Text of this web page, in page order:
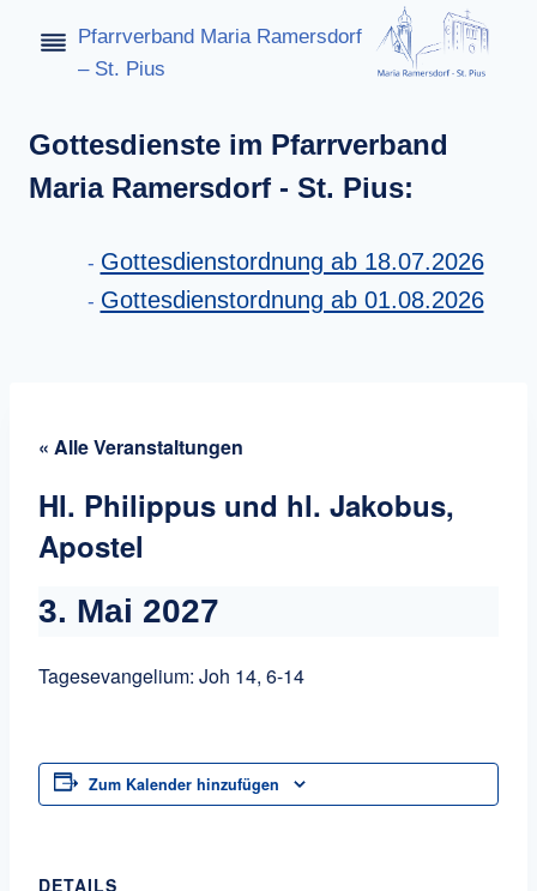
Inhalt
Pfarrverband Maria Ramersdorf
– St. Pius
Gottesdienste im Pfarrverband
Maria Ramersdorf - St. Pius:
Gottesdienstordnung ab 18.07.2026
Gottesdienstordnung ab 01.08.2026
« Alle Veranstaltungen
Hl. Philippus und hl. Jakobus,
Apostel
3. Mai 2027
Tagesevangelium: Joh 14, 6-14
Zum Kalender hinzufügen
DETAILS